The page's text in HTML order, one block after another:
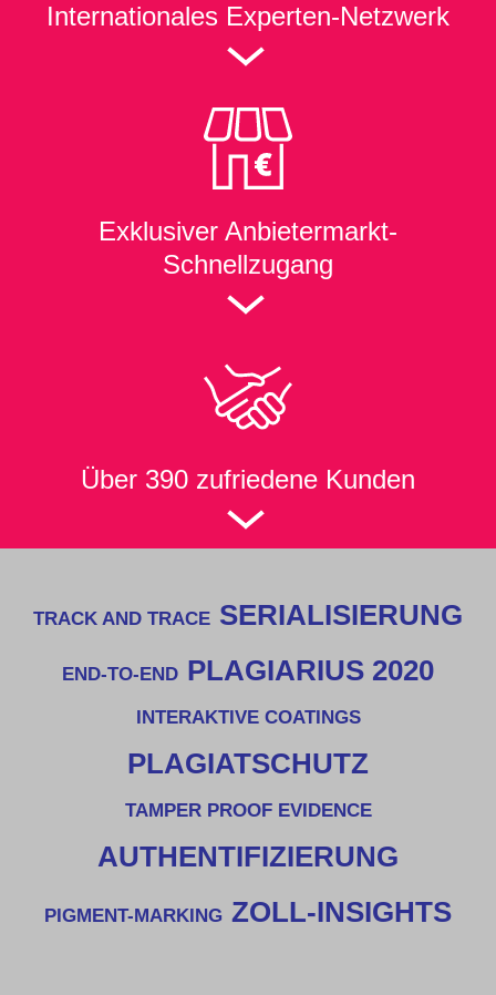
Internationales Experten-Netzwerk
Exklusiver Anbietermarkt-
Schnellzugang
Über 390 zufriedene Kunden
TRACK AND TRACE SERIALISIERUNG
END-TO-END PLAGIARIUS 2020
INTERAKTIVE COATINGS
PLAGIATSCHUTZ
TAMPER PROOF EVIDENCE
AUTHENTIFIZIERUNG
PIGMENT-MARKING ZOLL-INSIGHTS